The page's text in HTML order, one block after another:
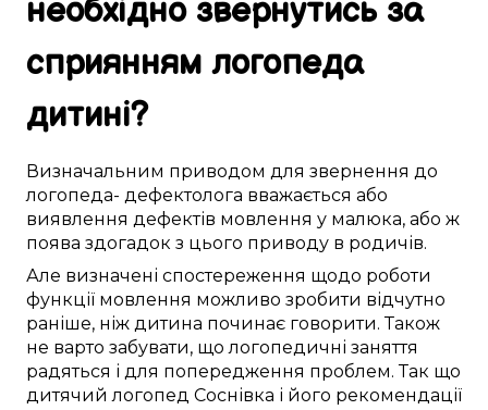
необхіднозвернутись за
сприянням логопеда
дитині?
Визначальним приводом для звернення до
логопеда- дефектолога вважається або
виявлення дефектів мовлення у малюка, або ж
поява здогадок з цього приводу в родичів.
Але визначені спостереження щодо роботи
функції мовлення можливо зробити відчутно
раніше, ніж дитина починає говорити.Також
не варто забувати, що логопедичні заняття
радяться і для попередження проблем.Так що
дитячий логопед Соснівка і його рекомендації